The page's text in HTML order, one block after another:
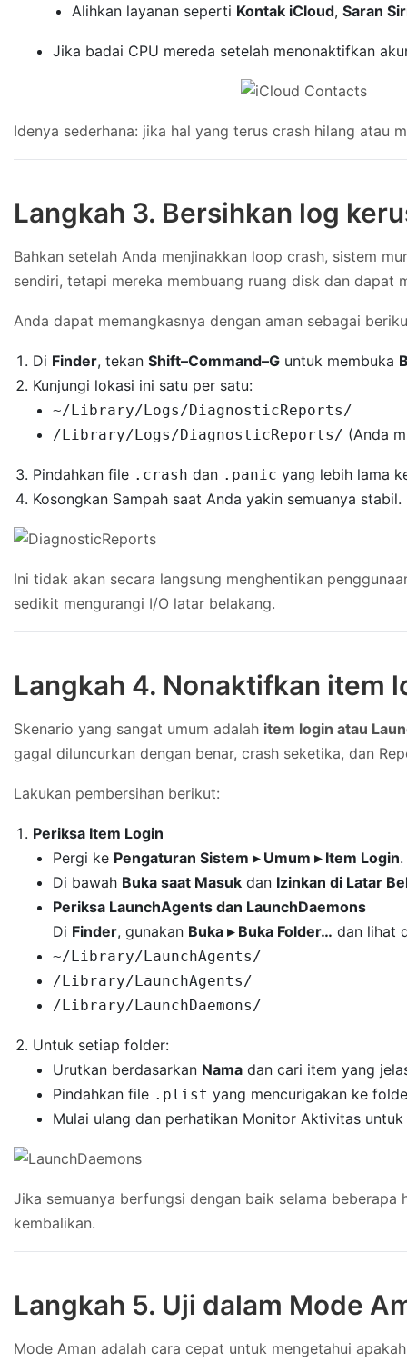
Alihkan layanan seperti Kontak iCloud, Saran
Jika badai CPU mereda setelah menonaktifkan
Idenya sederhana: jika hal yang terus crash hilang atau
Langkah 3. Bersihkan log
Bahkan setelah Anda menjinakkan loop crash, sistem
sendiri, tetapi mereka membuang ruang disk dan dapat
Anda dapat memangkasnya dengan aman sebagai
Di Finder, tekanShift–Command–G untuk membuka
Kunjungi lokasi ini satu per satu:
~/Library/Logs/DiagnosticReports/
/Library/Logs/DiagnosticReports/ (Anda
Pindahkan file .crash dan .panic yang lebih lama
Kosongkan Sampah saat Anda yakin semuanya stabil.
Ini tidak akan secara langsung menghentikan
sedikit mengurangi I/O latar belakang.
Langkah 4. Nonaktifkan item
Skenario yang sangat umum adalah item login atau
gagal diluncurkan dengan benar, crash seketika, dan
Lakukan pembersihan berikut:
Periksa Item Login
Pergi ke Pengaturan Sistem ▸ Umum ▸ Item Login.
Di bawah Buka saat Masukdan Izinkan di Latar
Periksa LaunchAgents dan LaunchDaemons
Di Finder, gunakan Buka ▸ Buka Folder… dan lihat
~/Library/LaunchAgents/
/Library/LaunchAgents/
/Library/LaunchDaemons/
Untuk setiap folder:
Urutkan berdasarkan Namadan cari item yang
Pindahkan file .plist yang mencurigakan ke
Mulai ulang dan perhatikan Monitor Aktivitas
Jika semuanya berfungsi dengan baik selama
kembalikan.
Langkah 5. Uji dalam Mode
Mode Aman adalah cara cepat untuk mengetahui